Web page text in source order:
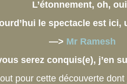
L’étonnement, oh,
le spectacle est ici,
—> Mr Ramesh
serez conquis(e), j’en
pour cette découverte